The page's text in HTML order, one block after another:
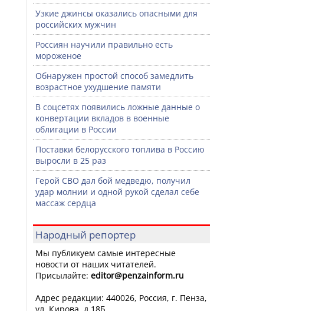
Узкие джинсы оказались опасными для
российских мужчин
Россиян научили правильно есть
мороженое
Обнаружен простой способ замедлить
возрастное ухудшение памяти
В соцсетях появились ложные данные о
конвертации вкладов в военные
облигации в России
Поставки белорусского топлива в Россию
выросли в 25 раз
Герой СВО дал бой медведю, получил
удар молнии и одной рукой сделал себе
массаж сердца
Народный репортер
Мы публикуем самые интересные
новости от наших читателей.
Присылайте: editor@penzainform.ru
Адрес редакции: 440026, Россия, г. Пенза,